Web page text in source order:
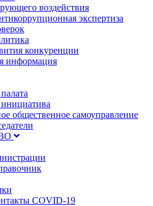
воздействия
экспертиза
конкуренции
информация
общественное самоуправление
COVID-19